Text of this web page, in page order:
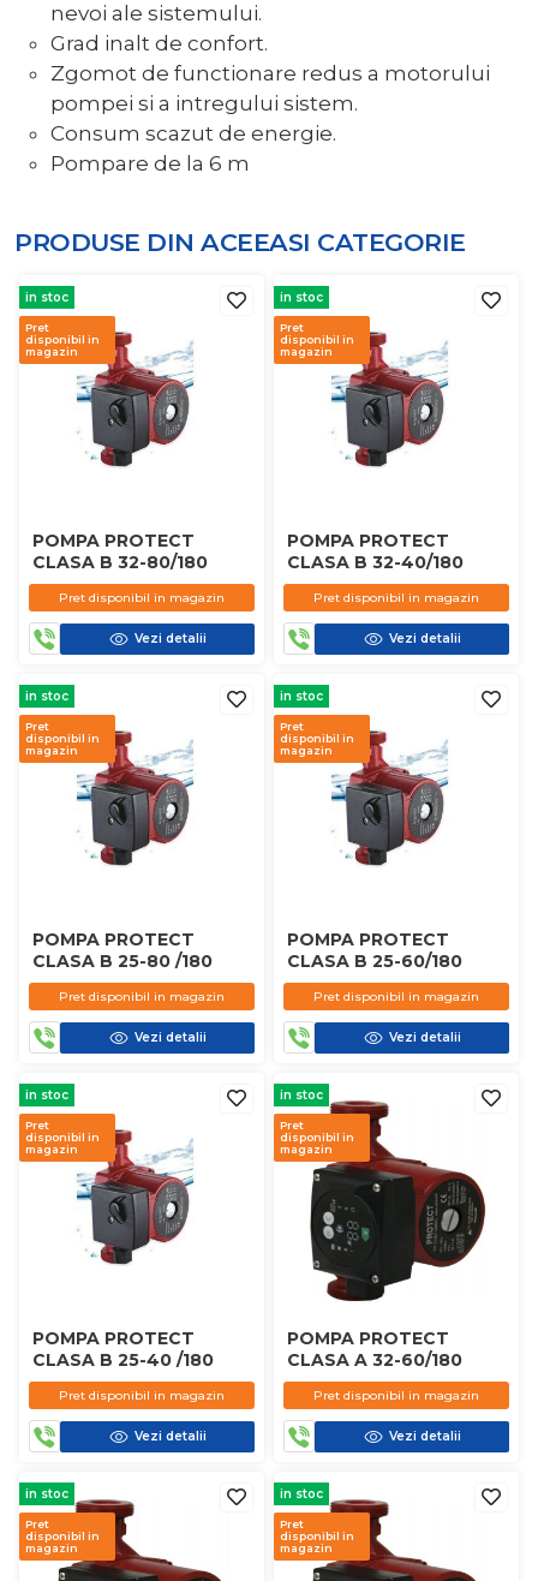
nevoi ale sistemului.
Grad inalt de confort.
Zgomot de functionare redus a motorului
pompei si a intregului sistem.
Consum scazut de energie.
Pompare de la 6 m
PRODUSE DIN ACEEASI CATEGORIE
in stoc
Pret
disponibil in
magazin
POMPA PROTECT
CLASA B 32-80/180
Pret disponibil in magazin
Vezi detalii
in stoc
Pret
disponibil in
magazin
POMPA PROTECT
CLASA B 32-40/180
Pret disponibil in magazin
Vezi detalii
in stoc
Pret
disponibil in
magazin
POMPA PROTECT
CLASA B 25-80 /180
Pret disponibil in magazin
Vezi detalii
in stoc
Pret
disponibil in
magazin
POMPA PROTECT
CLASA B 25-60/180
Pret disponibil in magazin
Vezi detalii
in stoc
Pret
disponibil in
magazin
POMPA PROTECT
CLASA B 25-40 /180
Pret disponibil in magazin
Vezi detalii
in stoc
Pret
disponibil in
magazin
POMPA PROTECT
CLASA A 32-60/180
Pret disponibil in magazin
Vezi detalii
in stoc
Pret
disponibil in
magazin
in stoc
Pret
disponibil in
magazin